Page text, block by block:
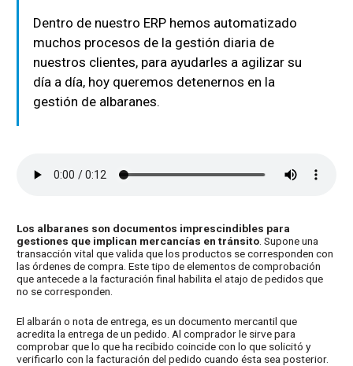
Dentro de nuestro ERP hemos automatizado
muchos procesos de la gestión diaria de
nuestros clientes, para ayudarles a agilizar su
día a día, hoy queremos detenernos en la
gestión de albaranes.
Los albaranes son documentos imprescindibles para
gestiones que implican mercancías en tránsito . Supone una
transacción vital que valida que los productos se corresponden con
las órdenes de compra. Este tipo de elementos de comprobación
que antecede a la facturación final habilita el atajo de pedidos que
no se corresponden.
El albarán o nota de entrega, es un documento mercantil que
acredita la entrega de un pedido. Al comprador le sirve para
comprobar que lo que ha recibido coincide con lo que solicitó y
verificarlo con la facturación del pedido cuando ésta sea posterior.